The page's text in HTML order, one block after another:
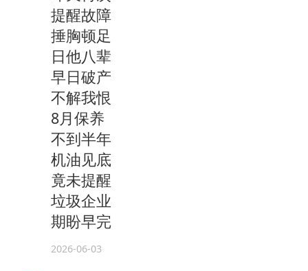
提醒故障
捶胸顿足
日他八辈
早日破产
不解我恨
8月保养
不到半年
机油见底
竟未提醒
垃圾企业
期盼早完
2026-06-03